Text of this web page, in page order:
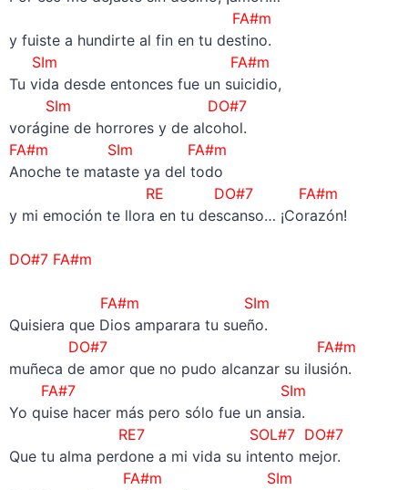
FA#m
y fuiste a hundirte al fin en tu destino.
SIm FA#m
Tu vida desde entonces fue un suicidio,
SIm DO#7
vorágine de horrores y de alcohol.
FA#m SIm FA#m
Anoche te mataste ya del todo
RE DO#7 FA#m
y mi emoción te llora en tu descanso… ¡Corazón!
DO#7 FA#m
FA#m SIm
Quisiera que Dios amparara tu sueño.
DO#7 FA#m
muñeca de amor que no pudo alcanzar su ilusión.
FA#7 SIm
Yo quise hacer más pero sólo fue un ansia.
RE7 SOL#7 DO#7
Que tu alma perdone a mi vida su intento mejor.
FA#m SIm